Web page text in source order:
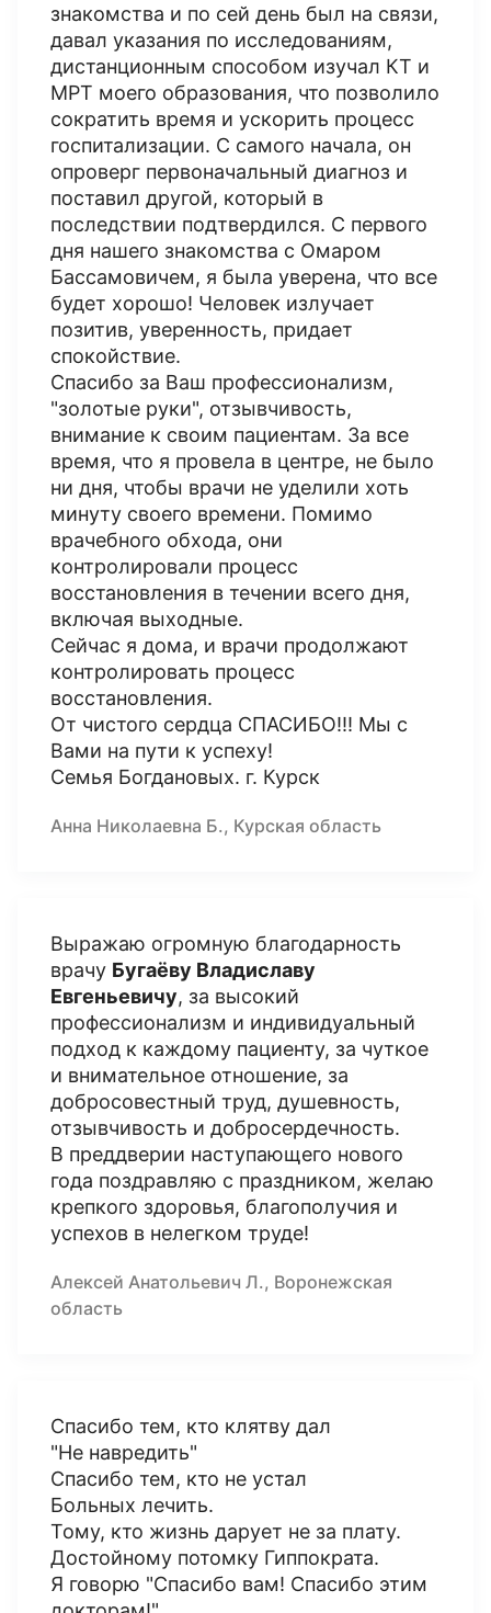
знакомства и по сей день был на связи,
давал указания по исследованиям,
дистанционным способом изучал КТ и
МРТ моего образования, что позволило
сократить время и ускорить процесс
госпитализации. С самого начала, он
опроверг первоначальный диагноз и
поставил другой, который в
последствии подтвердился. С первого
дня нашего знакомства с Омаром
Бассамовичем, я была уверена, что все
будет хорошо! Человек излучает
позитив, уверенность, придает
спокойствие.
Спасибо за Ваш профессионализм,
"золотые руки", отзывчивость,
внимание к своим пациентам. За все
время, что я провела в центре, не было
ни дня, чтобы врачи не уделили хоть
минуту своего времени. Помимо
врачебного обхода, они
контролировали процесс
восстановления в течении всего дня,
включая выходные.
Сейчас я дома, и врачи продолжают
контролировать процесс
восстановления.
От чистого сердца СПАСИБО!!! Мы с
Вами на пути к успеху!
Семья Богдановых. г. Курск
Анна Николаевна Б., Курская область
Выражаю огромную благодарность
врачу Бугаёву Владиславу
Евгеньевичу, за высокий
профессионализм и индивидуальный
подход к каждому пациенту, за чуткое
и внимательное отношение, за
добросовестный труд, душевность,
отзывчивость и добросердечность.
В преддверии наступающего нового
года поздравляю с праздником, желаю
крепкого здоровья, благополучия и
успехов в нелегком труде!
Алексей Анатольевич Л., Воронежская
область
Спасибо тем, кто клятву дал
"Не навредить"
Спасибо тем, кто не устал
Больных лечить.
Тому, кто жизнь дарует не за плату.
Достойному потомку Гиппократа.
Я говорю "Спасибо вам! Спасибо этим